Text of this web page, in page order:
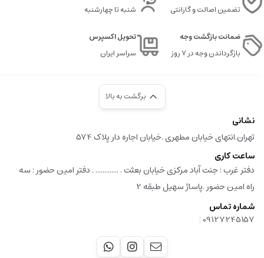
تضمین اصالت و گارانتی
شنبه تا چهارشنبه
ضمانت بازگشت وجه
بازگرداندن وجه در ۷ روز
تحویل اکسپرس
سراسر ایران
برگشت به بالا
نشانی
تهران.انتهای خیابان مطهری .خیابان اجاره دار پلاک 574
ساعت کاری
دفتر غرب : جنت آباد مرکزی خیابان بعثت . ............. . دفتر امین حضور : سه
راه امین حضور .پاساژ سهیل طبقه 2
شماره تماس
09127245157
|